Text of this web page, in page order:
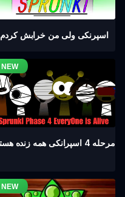
اسپرنکی ولی من خرابش کردم
مرحله 4 اسپرانکی همه زنده هستند